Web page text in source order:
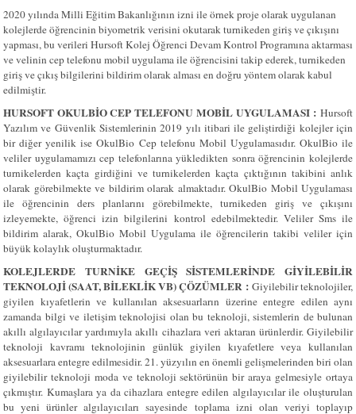
2020 yılında Milli Eğitim Bakanlığının izni ile örnek proje olarak uygulanan
kolejlerde öğrencinin biyometrik verisini okutarak turnikeden giriş ve çıkışını
yapması, bu verileri Hursoft Kolej Öğrenci Devam Kontrol Programına aktarması
ve velinin cep telefonu mobil uygulama ile öğrencisini takip ederek, turnikeden
giriş ve çıkış bilgilerini bildirim olarak alması en doğru yöntem olarak kabul
edilmiştir.
HURSOFT OKULBİO CEP TELEFONU MOBİL UYGULAMASI:Hursoft
Yazılım ve Güvenlik Sistemlerinin 2019 yılı itibari ile geliştirdiği kolejler için
bir diğer yenilik ise OkulBio Cep telefonu Mobil Uygulamasıdır. OkulBio ile
veliler uygulamamızı cep telefonlarına yükledikten sonra öğrencinin kolejlerde
turnikelerden kaçta girdiğini ve turnikelerden kaçta çıktığının takibini anlık
olarak görebilmekte ve bildirim olarak almaktadır. OkulBio Mobil Uygulaması
ile öğrencinin ders planlarını görebilmekte, turnikeden giriş ve çıkışını
izleyemekte, öğrenci izin bilgilerini kontrol edebilmektedir. Veliler Sms ile
bildirim alarak, OkulBio Mobil Uygulama ile öğrencilerin takibi veliler için
büyük kolaylık oluşturmaktadır.
KOLEJLERDE TURNİKE GEÇİŞ SİSTEMLERİNDE GİYİLEBİLİR
TEKNOLOJİ (SAAT, BİLEKLİK VB) ÇÖZÜMLER : Giyilebilir teknolojiler,
giyilen kıyafetlerin ve kullanılan aksesuarların üzerine entegre edilen aynı
zamanda bilgi ve iletişim teknolojisi olan bu teknoloji, sistemlerin de bulunan
akıllı algılayıcılar yardımıyla akıllı cihazlara veri aktaran ürünlerdir. Giyilebilir
teknoloji kavramı teknolojinin günlük giyilen kıyafetlere veya kullanılan
aksesuarlara entegre edilmesidir. 21. yüzyılın en önemli gelişmelerinden biri olan
giyilebilir teknoloji moda ve teknoloji sektörünün bir araya gelmesiyle ortaya
çıkmıştır. Kumaşlara ya da cihazlara entegre edilen algılayıcılar ile oluşturulan
bu yeni ürünler algılayıcıları sayesinde toplama izni olan veriyi toplayıp